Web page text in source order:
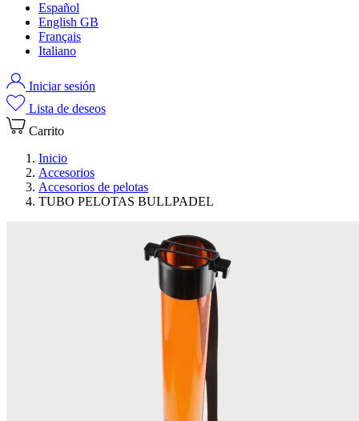
Español
English GB
Français
Italiano
Iniciar sesión
Lista de deseos
Carrito
Inicio
Accesorios
Accesorios de pelotas
TUBO PELOTAS BULLPADEL